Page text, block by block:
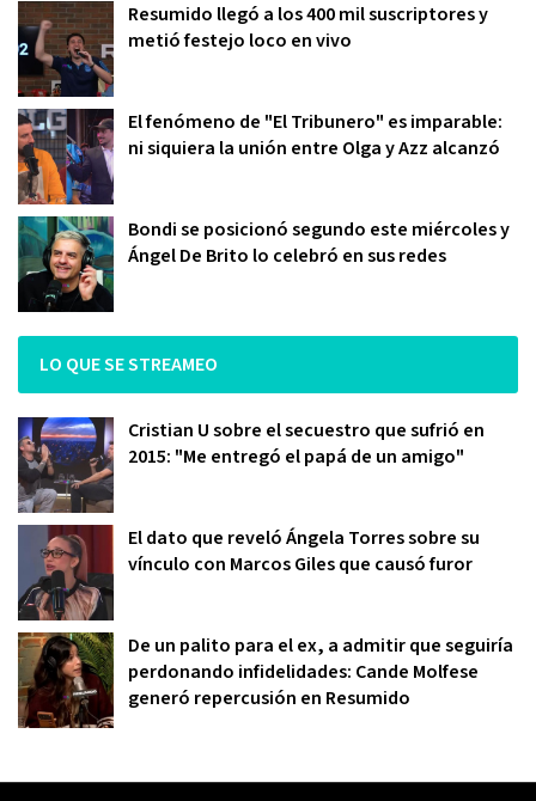
Resumido llegó a los 400 mil suscriptores y
metió festejo loco en vivo
El fenómeno de "El Tribunero" es imparable:
ni siquiera la unión entre Olga y Azz alcanzó
Bondi se posicionó segundo este miércoles y
Ángel De Brito lo celebró en sus redes
LO QUE SE STREAMEO
Cristian U sobre el secuestro que sufrió en
2015: "Me entregó el papá de un amigo"
El dato que reveló Ángela Torres sobre su
vínculo con Marcos Giles que causó furor
De un palito para el ex, a admitir que seguiría
perdonando infidelidades: Cande Molfese
generó repercusión en Resumido